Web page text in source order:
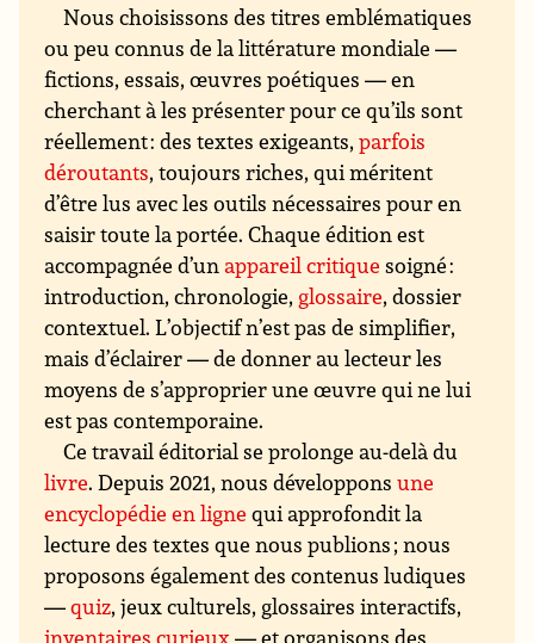
Nous choisissons des titres emblématiques
ou peu connus de la littérature mondiale —
fictions, essais, œuvres poétiques — en
cherchant à les présenter pour ce qu’ils sont
réellement : des textes exigeants,parfois
déroutants, toujours riches, qui méritent
d’être lus avec les outils nécessaires pour en
saisir toute la portée. Chaque édition est
accompagnée d’unappareil critique soigné :
introduction, chronologie, glossaire, dossier
contextuel. L’objectif n’est pas de simplifier,
mais d’éclairer — de donner au lecteur les
moyens de s’approprier une œuvre qui ne lui
est pas contemporaine.
Ce travail éditorial se prolonge au-delà du
livre. Depuis 2021, nous développonsune
encyclopédie en ligne qui approfondit la
lecture des textes que nous publions ; nous
proposons également des contenus ludiques
—quiz, jeux culturels, glossaires interactifs,
inventaires curieux — et organisons des